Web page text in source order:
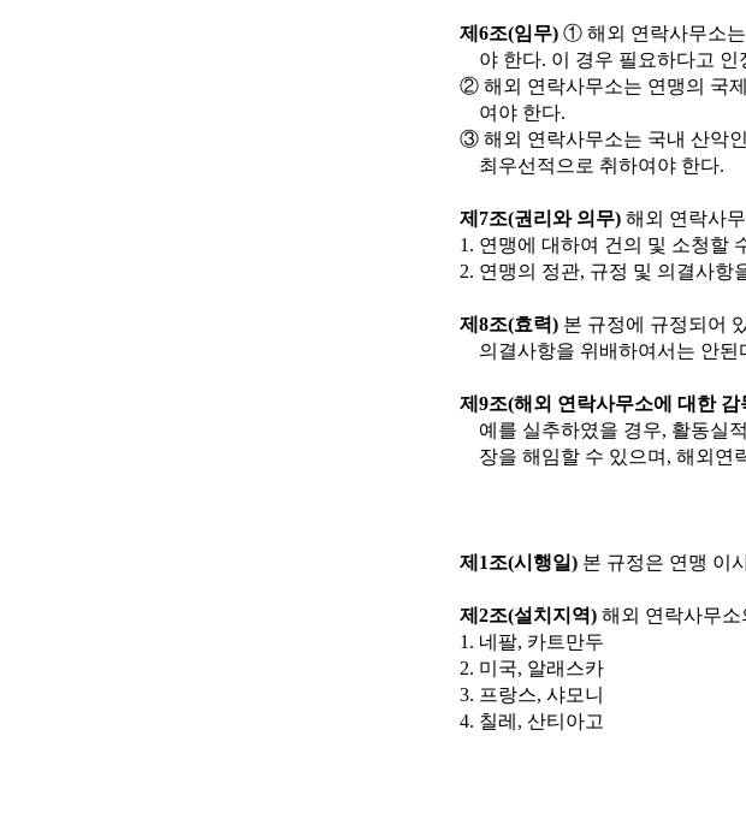
제 6조(임무) ① 해외 연락사무소
야 한다. 이 경우 필요하다고
② 해외 연락사무소는 연맹의 국
여야 한다.
③ 해외 연락사무소는 국내 산악
최우선적으로 취하여야 한다.
제 7조(권리와 의무) 해외 연락사
1. 연맹에 대하여 건의 및 소청할
2. 연맹의 정관, 규정 및 의결사항
제 8조(효력) 본 규정에 규정되어
의결사항을 위배하여서는 안된
제 9조(해외 연락사무소에 대한 감
예를 실추하였을 경우, 활동실
장을 해임할 수 있으며 , 해외연
제 1조(시행일) 본 규정은 연맹 이
제 2조(설치지역) 해외 연락사무
1. 네팔, 카트만두
2. 미국, 알래스카
3. 프랑스, 샤모니
4. 칠레 , 산티아고